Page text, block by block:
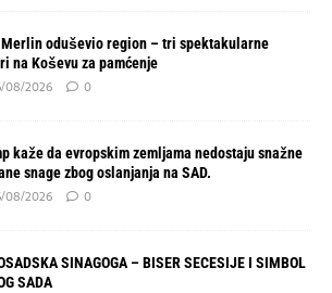
oduševio region – tri spektakularne
na Koševu za pamćenje
08/2026 0
kaže da evropskim zemljama nedostaju snažne
snage zbog oslanjanja na SAD.
08/2026 0
SINAGOGA – BISER SECESIJE I SIMBOL
SADA